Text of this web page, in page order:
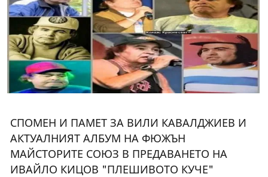
СПОМЕН И ПАМЕТ ЗА ВИЛИ КАВАЛДЖИЕВ И
АКТУАЛНИЯТ АЛБУМ НА ФЮЖЪН
МАЙСТОРИТЕ СОЮЗ В ПРЕДАВАНЕТО НА
ИВАЙЛО КИЦОВ "ПЛЕШИВОТО КУЧЕ"